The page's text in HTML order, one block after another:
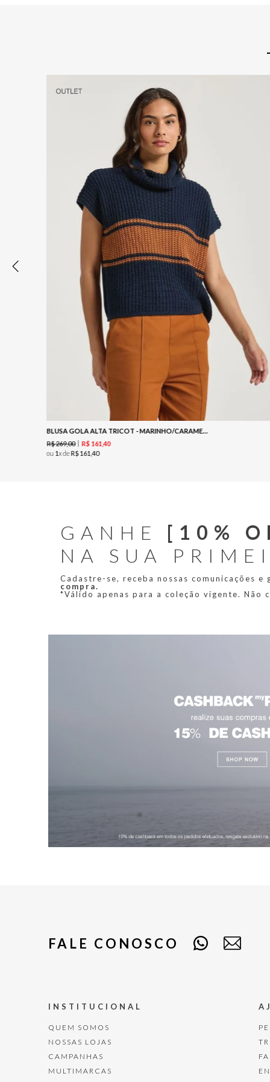
BLUSA GOLA ALTA TRICOT - MARINHO/CARAMELO
R$269,00 R$ 161 ,40
ou 1x deR$161 ,40
GANHE [10%
NA SUA
Cadastre-se, receba nossas comunicações e
compra.
*Válido apenas para a coleção vigente. Não
FALE CONOSCO
INSTITUCIONAL
QUEM SOMOS
NOSSAS LOJAS
CAMPANHAS
MULTIMARCAS